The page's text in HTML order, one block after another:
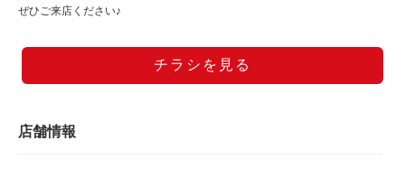
ぜひご来店ください♪
チラシを見る
店舗情報